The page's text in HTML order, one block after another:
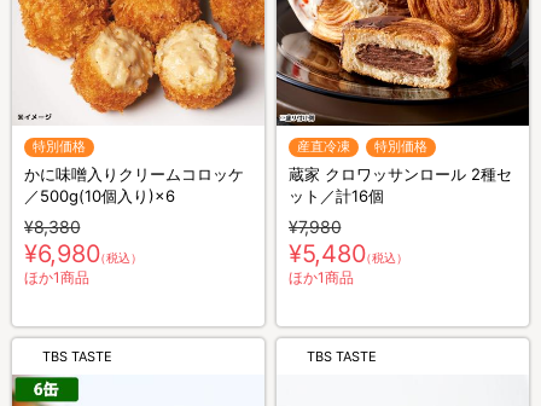
特別価格
かに味噌入りクリームコロッケ
／500g(10個入り)×6
¥8,380
¥6,980（税込）
ほか1商品
産直冷凍 特別価格
蔵家 クロワッサンロール 2種セ
ット／計16個
¥7,980
¥5,480（税込）
ほか1商品
TBS TASTE TBS TASTE